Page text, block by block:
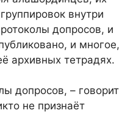
внутри
допросов, и
и многое,
архивных тетрадях.
допросов, – говорит
не признаёт